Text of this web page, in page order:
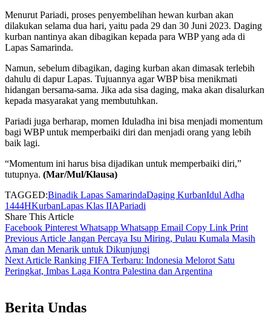
Menurut Pariadi, proses penyembelihan hewan kurban akan
dilakukan selama dua hari, yaitu pada 29 dan 30 Juni 2023. Daging
kurban nantinya akan dibagikan kepada para WBP yang ada di
Lapas Samarinda.
Namun, sebelum dibagikan, daging kurban akan dimasak terlebih
dahulu di dapur Lapas. Tujuannya agar WBP bisa menikmati
hidangan bersama-sama. Jika ada sisa daging, maka akan disalurkan
kepada masyarakat yang membutuhkan.
Pariadi juga berharap, momen Iduladha ini bisa menjadi momentum
bagi WBP untuk memperbaiki diri dan menjadi orang yang lebih
baik lagi.
“Momentum ini harus bisa dijadikan untuk memperbaiki diri,”
tutupnya. (Mar/Mul/Klausa)
TAGGED:Binadik Lapas SamarindaDaging KurbanIdul Adha
1444HKurbanLapas Klas IIAPariadi
Share This Article
Facebook Pinterest Whatsapp Whatsapp Email Copy Link Print
Previous Article Jangan Percaya Isu Miring, Pulau Kumala Masih
Aman dan Menarik untuk Dikunjungi
Next Article Ranking FIFA Terbaru: Indonesia Melorot Satu
Peringkat, Imbas Laga Kontra Palestina dan Argentina
Berita Undas